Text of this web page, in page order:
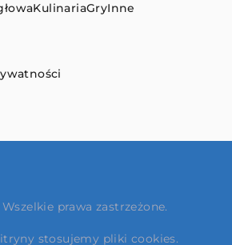
KulinariaGryInne
prawa zastrzeżone.
stosujemy pliki cookies.